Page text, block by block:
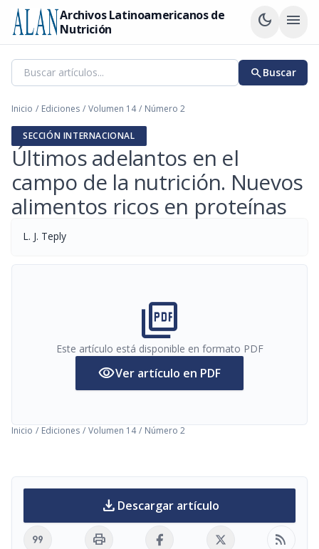
Archivos Latinoamericanos de
Nutrición
dark_mode menu
searchBuscar
Inicio / Ediciones / Volumen 14 / Número 2
SECCIÓN INTERNACIONAL
Últimos adelantos en el
campo de la nutrición. Nuevos
alimentos ricos en proteínas
L. J. Teply
picture_as_pdf
Este artículo está disponible en formato PDF
visibilityVer artículo en PDF
Inicio / Ediciones / Volumen 14 / Número 2
download Descargar artículo
format_quote print rss_feed